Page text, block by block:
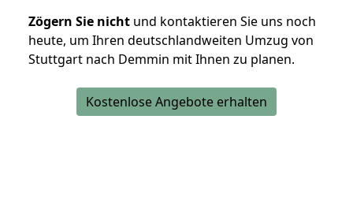
Zögern Sie nicht und kontaktieren Sie uns noch
heute, um Ihren deutschlandweiten Umzug von
Stuttgart nach Demmin mit Ihnen zu planen.
Kostenlose Angebote erhalten